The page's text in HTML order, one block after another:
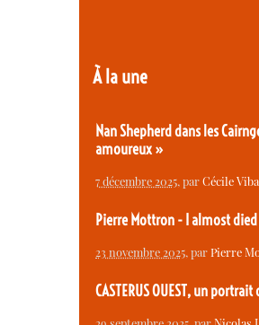
À la une
Nan Shepherd dans les
amoureux »
7 décembre 2025, parCécile
Pierre Mottron - I almost died
23 novembre 2025, parPierre
CASTERUS OUEST, un